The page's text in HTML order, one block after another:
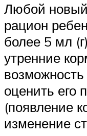
Любой новый
рацион
более 5 мл
утренние
оценить его
(появление
изменение